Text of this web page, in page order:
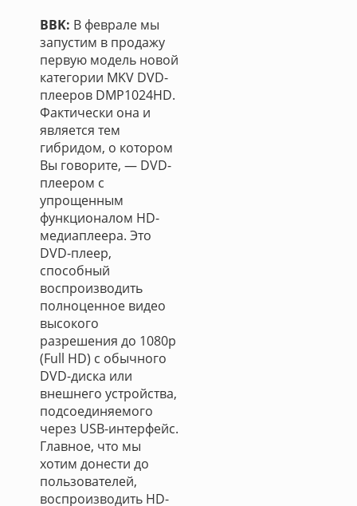
BBK: В феврале мы
запустим в продажу
первую модель новой
категории MKV DVD-
плееров DMP1024HD.
Фактически она и
является тем
гибридом, о котором
Вы говорите, — DVD-
плеером с
упрощенным
функционалом HD-
медиаплеера. Это
DVD-плеер,
способный
воспроизводить
полноценное видео
высокого
разрешения до 1080p
(Full HD) с обычного
DVD-диска или
внешнего устройства,
подсоединяемого
через USB-интерфейс.
Главное, что мы
хотим донести до
пользователей,
воспроизводить HD-